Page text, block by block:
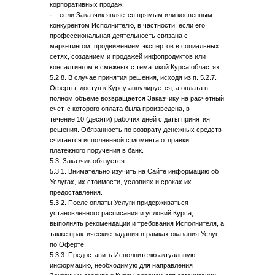
корпоративных продаж;
· если Заказчик является прямым или косвенным
конкурентом Исполнителю, в частности, если его
профессиональная деятельность связана с
маркетингом, продвижением экспертов в социальных
сетях, созданием и продажей инфопродуктов или
консалтингом в смежных с тематикой Курса областях.
5.2.8. В случае принятия решения, исходя из п. 5.2.7.
Оферты, доступ к Курсу аннулируется, а оплата в
полном объеме возвращается Заказчику на расчетный
счет, с которого оплата была произведена, в
течение 10 (десяти) рабочих дней с даты принятия
решения. Обязанность по возврату денежных средств
считается исполненной с момента отправки
платежного поручения в банк.
5.3. Заказчик обязуется:
5.3.1. Внимательно изучить на Сайте информацию об
Услугах, их стоимости, условиях и сроках их
предоставления.
5.3.2. После оплаты Услуги придерживаться
установленного расписания и условий Курса,
выполнять рекомендации и требования Исполнителя, а
также практические задания в рамках оказания Услуг
по Оферте.
5.3.3. Предоставить Исполнителю актуальную
информацию, необходимую для направления